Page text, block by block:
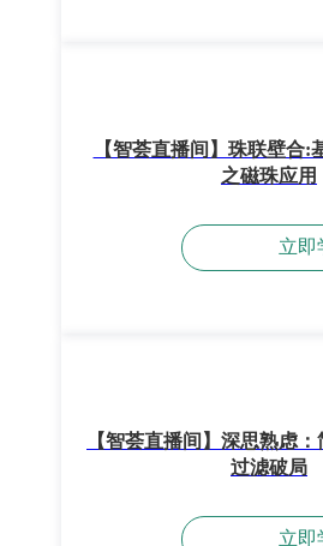
【智荟直播间】珠联壁合:
之磁珠应用
立即
【智荟直播间】深思熟虑
过滤破局
立即